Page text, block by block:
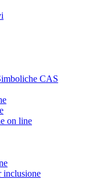
CAS
on line
inclusione